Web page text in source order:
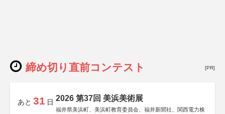
締め切り直前コンテスト [PR]
あと 31 日 2026 第37回 美浜美術展
福井県美浜町、美浜町教育委員会、福井新聞社、関西電力株